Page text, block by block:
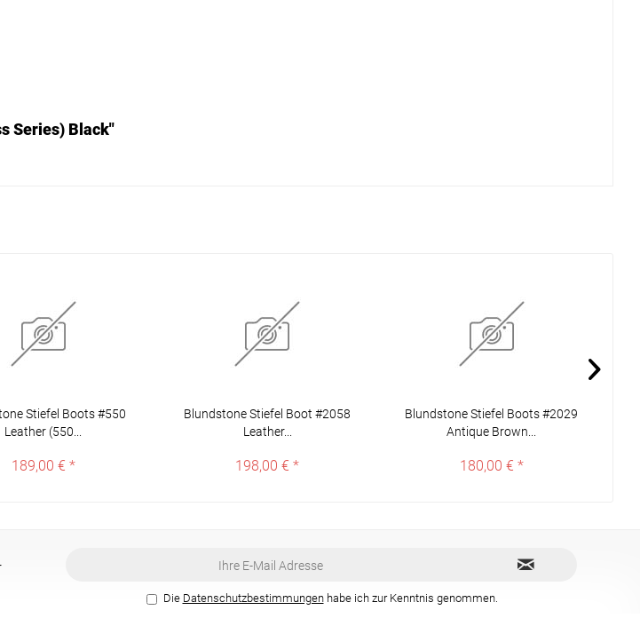
Series) Black"
Stiefel Boots #550
Leather (550...
189,00 € *
Blundstone Stiefel Boot #2058
Leather...
198,00 € *
Blundstone Stiefel Boots #2029
Antique Brown...
180,00 € *
Die Datenschutzbestimmungenhabe ich zur Kenntnis genommen.